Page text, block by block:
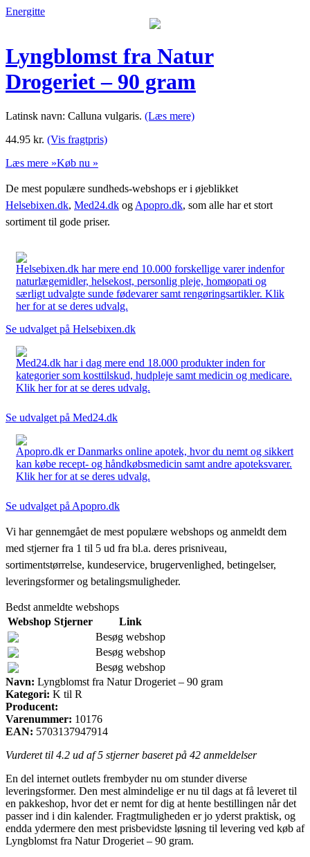
Energitte
Lyngblomst fra Natur
Drogeriet – 90 gram
Latinsk navn: Calluna vulgaris. (Læs mere)
44.95 kr. (Vis fragtpris)
Læs mere »Køb nu »
De mest populære sundheds-webshops er i øjeblikket
Helsebixen.dk, Med24.dk og Apopro.dk, som alle har et stort
sortiment til gode priser.
Helsebixen.dk har mere end 10.000 forskellige varer indenfor
naturlægemidler, helsekost, personlig pleje, homøopati og
særligt udvalgte sunde fødevarer samt rengøringsartikler. Klik
her for at se deres udvalg.
Se udvalget på Helsebixen.dk
Med24.dk har i dag mere end 18.000 produkter inden for
kategorier som kosttilskud, hudpleje samt medicin og medicare.
Klik her for at se deres udvalg.
Se udvalget på Med24.dk
Apopro.dk er Danmarks online apotek, hvor du nemt og sikkert
kan købe recept- og håndkøbsmedicin samt andre apoteksvarer.
Klik her for at se deres udvalg.
Se udvalget på Apopro.dk
Vi har gennemgået de mest populære webshops og anmeldt dem
med stjerner fra 1 til 5 ud fra bl.a. deres prisniveau,
sortimentstørrelse, kundeservice, brugervenlighed, betingelser,
leveringsformer og betalingsmuligheder.
Bedst anmeldte webshops
Webshop Stjerner
Link
Besøg webshop
Besøg webshop
Besøg webshop
Navn: Lyngblomst fra Natur Drogeriet – 90 gram
Kategori: K til R
Producent:
Varenummer: 10176
EAN: 5703137947914
Vurderet til 4.2 ud af 5 stjerner baseret på 42 anmeldelser
En del internet outlets frembyder nu om stunder diverse
leveringsformer. Den mest almindelige er nu til dags at få leveret til
en pakkeshop, hvor det er nemt for dig at hente bestillingen når det
passer ind i din kalender. Fragtmuligheden er jo yderst praktisk, og
endda ydermere den mest prisbevidste løsning til levering ved køb af
Lyngblomst fra Natur Drogeriet – 90 gram.